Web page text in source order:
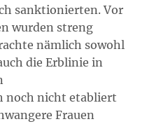
sanktionierten. Vor
wurden streng
nämlich sowohl
die Erblinie in
noch nicht etabliert
Frauen